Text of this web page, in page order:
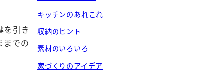
を引き
までの
キッチンのあれこれ
収納のヒント
素材のいろいろ
家づくりのアイデア